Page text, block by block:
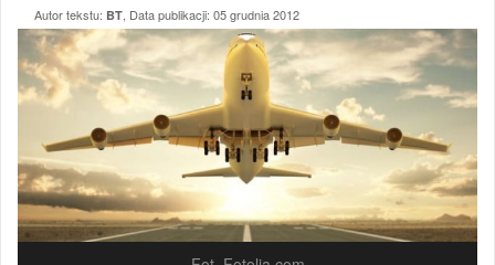
Autor tekstu: BT , Data publikacji: 05 grudnia 2012